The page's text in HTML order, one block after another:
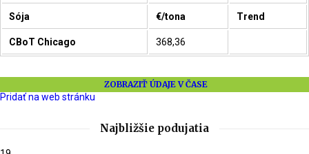
Sója €/tona Trend
CBoT Chicago 368,36
ZOBRAZIŤ ÚDAJE V ČASE
Pridať na web stránku
Najbližšie podujatia